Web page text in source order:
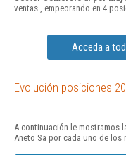
ventas , empeorando en 4
Acceda a
Evolución posiciones
A continuación le mostramos
Aneto Sa por cada uno de